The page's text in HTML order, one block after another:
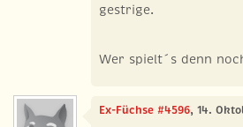
gestrige.
Wer spielt´s denn
Ex-Füchse #4596, 14.